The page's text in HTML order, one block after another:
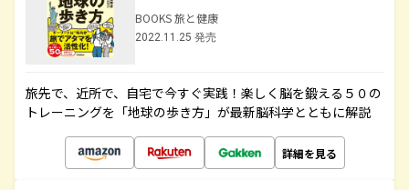
BOOKS 旅と健康
2022.11.25 発売
旅先で、近所で、自宅で今すぐ実践！楽しく脳を鍛える５０の
トレーニングを「地球の歩き方」が最新脳科学とともに解説
詳細を見る